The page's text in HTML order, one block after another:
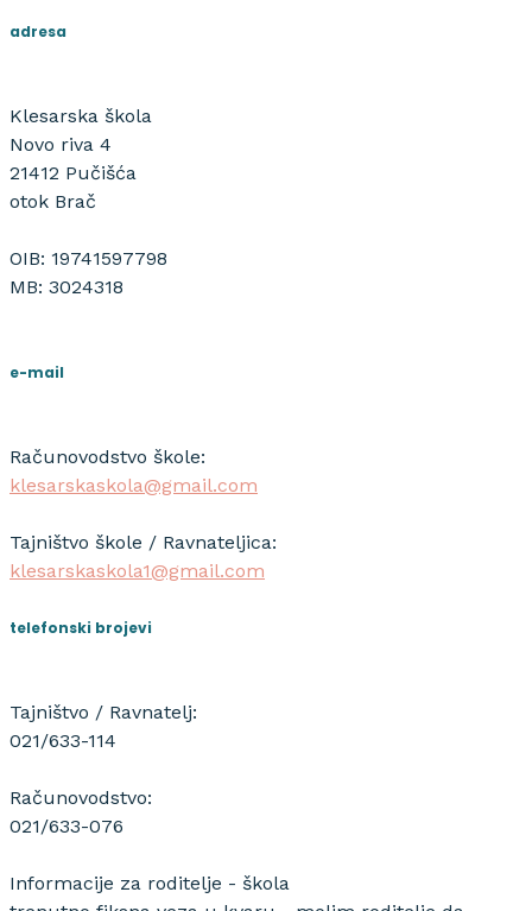
adresa
Klesarska škola
Novo riva 4
21412 Pučišća
otok Brač
OIB: 19741597798
MB: 3024318
e-mail
Računovodstvo škole:
klesarskaskola@gmail.com
Tajništvo škole / Ravnateljica:
klesarskaskola1@gmail.com
telefonski brojevi
Tajništvo / Ravnatelj:
021/633-114
Računovodstvo:
021/633-076
Informacije za roditelje - škola